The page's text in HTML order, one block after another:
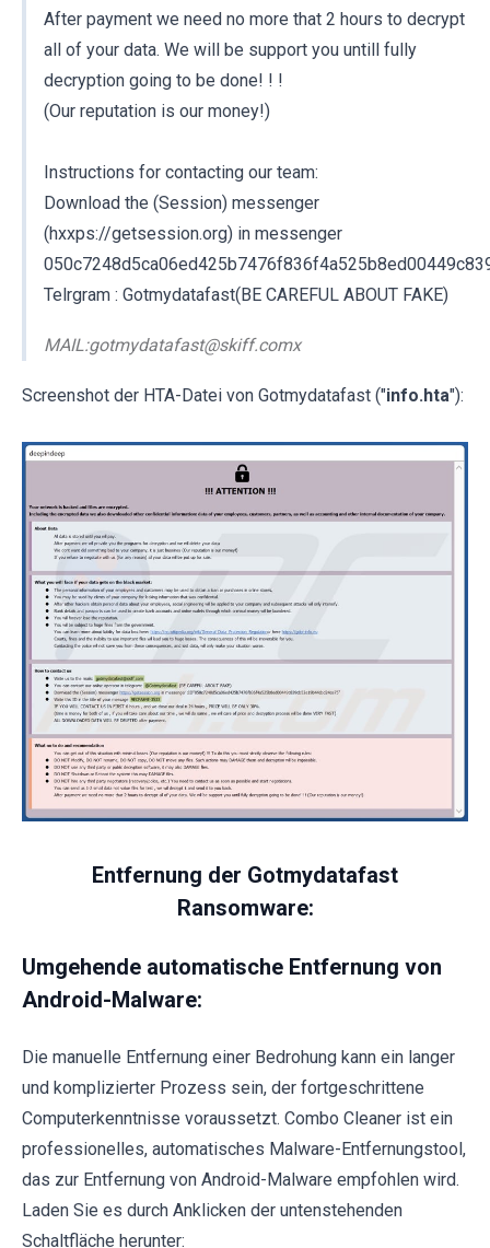
After payment we need no more that 2 hours to decrypt
all of your data. We will be support you untill fully
decryption going to be done! ! !
(Our reputation is our money!)
Instructions for contacting our team:
Download the (Session) messenger
(hxxps://getsession.org) in messenger
Telrgram : Gotmydatafast(BE CAREFUL ABOUT FAKE)
MAIL:gotmydatafast@skiff.comx
Screenshot der HTA-Datei von Gotmydatafast ("info.hta"):
Entfernung der Gotmydatafast
Ransomware:
Umgehende automatische Entfernung von
Android-Malware:
Die manuelle Entfernung einer Bedrohung kann ein langer
und komplizierter Prozess sein, der fortgeschrittene
Computerkenntnisse voraussetzt. Combo Cleaner ist ein
professionelles, automatisches Malware-Entfernungstool,
das zur Entfernung von Android-Malware empfohlen wird.
Laden Sie es durch Anklicken der untenstehenden
Schaltfläche herunter: